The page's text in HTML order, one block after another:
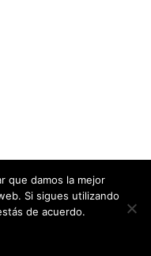
que damos la mejor
Si sigues utilizando
de acuerdo.